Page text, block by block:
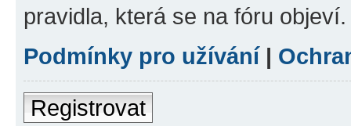
pravidla, která se na fóru objeví.
Podmínky pro užívání |
Registrovat